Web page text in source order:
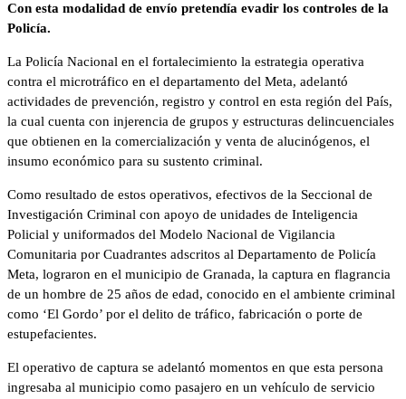
Con esta modalidad de envío pretendía evadir los controles de la
Policía.
La Policía Nacional en el fortalecimiento la estrategia operativa
contra el microtráfico en el departamento del Meta, adelantó
actividades de prevención, registro y control en esta región del País,
la cual cuenta con injerencia de grupos y estructuras delincuenciales
que obtienen en la comercialización y venta de alucinógenos, el
insumo económico para su sustento criminal.
Como resultado de estos operativos, efectivos de la Seccional de
Investigación Criminal con apoyo de unidades de Inteligencia
Policial y uniformados del Modelo Nacional de Vigilancia
Comunitaria por Cuadrantes adscritos al Departamento de Policía
Meta, lograron en el municipio de Granada, la captura en flagrancia
de un hombre de 25 años de edad, conocido en el ambiente criminal
como ‘El Gordo’ por el delito de tráfico, fabricación o porte de
estupefacientes.
El operativo de captura se adelantó momentos en que esta persona
ingresaba al municipio como pasajero en un vehículo de servicio